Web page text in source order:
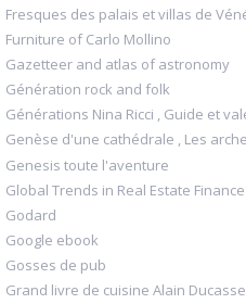
Fresques des palais et villas de
Furniture of Carlo Mollino
Gazetteer and atlas of astronomy
Génération rock and folk
Générations Nina Ricci , Guide et
Genèse d'une cathédrale , Les
Genesis toute l'aventure
Global Trends in Real Estate Finance
Godard
Google ebook
Gosses de pub
Grand livre de cuisine Alain Ducasse